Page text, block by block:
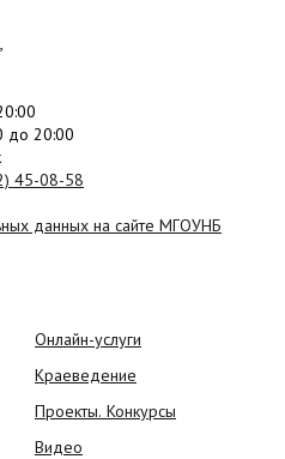
до 20:00
45-08-58
данных на сайте МГОУНБ
Онлайн-услуги
Краеведение
Проекты. Конкурсы
Видео